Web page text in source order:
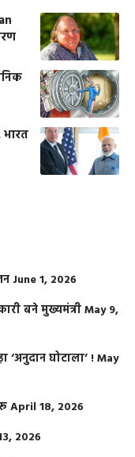
June 1, 2026
बने मुख्यमंत्रीMay 9,
‘अनुदान घोटाला’ !May
April 18, 2026
2026